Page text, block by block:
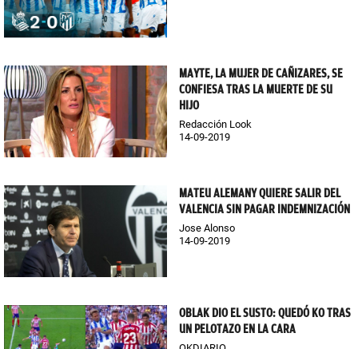
MAYTE, LA MUJER DE CAÑIZARES, SE
CONFIESA TRAS LA MUERTE DE SU
HIJO
Redacción Look
14-09-2019
MATEU ALEMANY QUIERE SALIR DEL
VALENCIA SIN PAGAR INDEMNIZACIÓN
Jose Alonso
14-09-2019
OBLAK DIO EL SUSTO: QUEDÓ KO TRAS
UN PELOTAZO EN LA CARA